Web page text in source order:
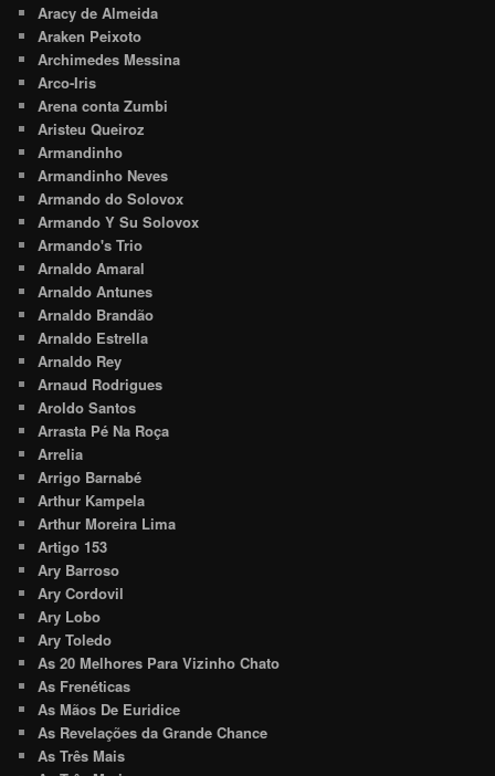
Aracy de Almeida
Araken Peixoto
Archimedes Messina
Arco-Iris
Arena conta Zumbi
Aristeu Queiroz
Armandinho
Armandinho Neves
Armando do Solovox
Armando Y Su Solovox
Armando's Trio
Arnaldo Amaral
Arnaldo Antunes
Arnaldo Brandão
Arnaldo Estrella
Arnaldo Rey
Arnaud Rodrigues
Aroldo Santos
Arrasta Pé Na Roça
Arrelia
Arrigo Barnabé
Arthur Kampela
Arthur Moreira Lima
Artigo 153
Ary Barroso
Ary Cordovil
Ary Lobo
Ary Toledo
As 20 Melhores Para Vizinho Chato
As Frenéticas
As Mãos De Euridice
As Revelações da Grande Chance
As Três Mais